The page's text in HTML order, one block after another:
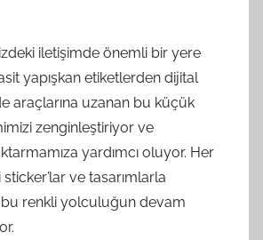
iletişimde önemli bir yere
yapışkan etiketlerden dijital
araçlarına uzanan bu küçük
zenginleştiriyor ve
yardımcı oluyor. Her
ve tasarımlarla
bu renkli yolculuğun devam